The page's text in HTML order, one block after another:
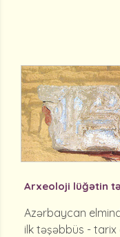
Arxeoloji lüğətin
Azərbaycan
ilk təşəbbüs - tarix